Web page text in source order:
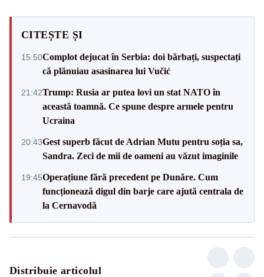
CITEȘTE ȘI
15:50Complot dejucat în Serbia: doi bărbați, suspectați
că plănuiau asasinarea lui Vučić
21:42Trump: Rusia ar putea lovi un stat NATO în
această toamnă. Ce spune despre armele pentru
Ucraina
20:43Gest superb făcut de Adrian Mutu pentru soția sa,
Sandra. Zeci de mii de oameni au văzut imaginile
19:45Operațiune fără precedent pe Dunăre. Cum
funcționează digul din barje care ajută centrala de
la Cernavodă
Distribuie articolul